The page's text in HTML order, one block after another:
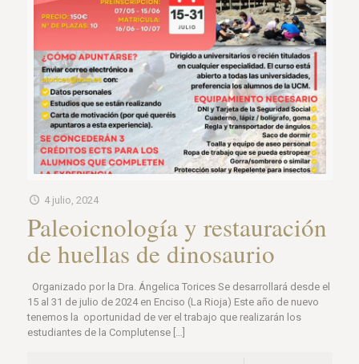
4 julio, 2024
Paleoicnología y restauración
de huellas de dinosaurio
Organizado por la Dra. Ángelica Torices Se desarrollará desde el
15 al 31 de julio de 2024 en Enciso (La Rioja) Este año de nuevo
tenemos la oportunidad de ver el trabajo que realizarán los
estudiantes de la Complutense[…]